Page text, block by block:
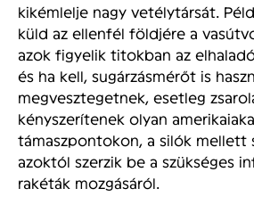
kikémlelje nagy vetélytársát.
küld az ellenfél földjére a
azok figyelik titokban az
és ha kell, sugárzásmérőt is
megvesztegetnek, esetleg
kényszerítenek olyan
támaszpontokon, a silók mellett
azoktól szerzik be a szükséges
rakéták mozgásáról.